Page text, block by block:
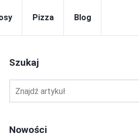
Pizza Blog
Szukaj
Nowości